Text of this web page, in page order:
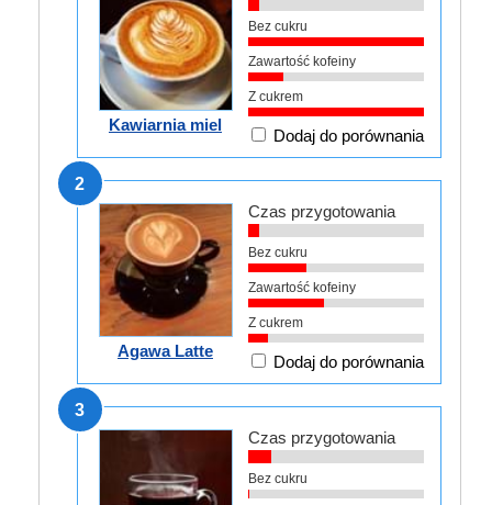
Kawiarnia miel
Bez cukru
Zawartość kofeiny
Z cukrem
Dodaj do porównania
2
Agawa Latte
Czas przygotowania
Bez cukru
Zawartość kofeiny
Z cukrem
Dodaj do porównania
3
Czas przygotowania
Bez cukru